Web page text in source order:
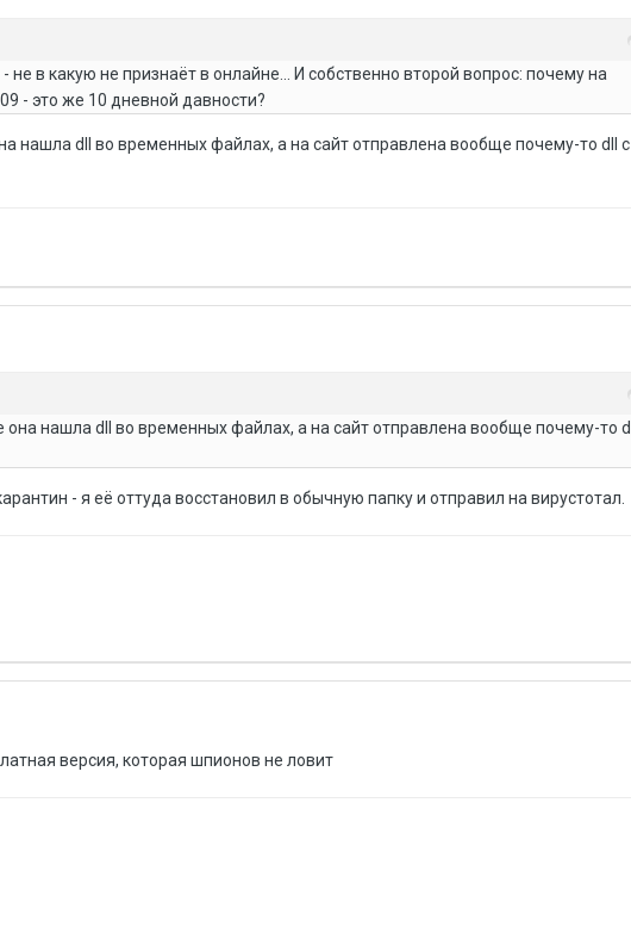
в какую не признаёт в онлайне... И собственно второй вопрос: почему на
- это же 10 дневной давности?
нашла dll во временных файлах, а на сайт отправлена вообще почему-то dll с
нашла dll во временных файлах, а на сайт отправлена вообще почему-то dll
- я её оттуда восстановил в обычную папку и отправил на вирустотал.
версия, которая шпионов не ловит